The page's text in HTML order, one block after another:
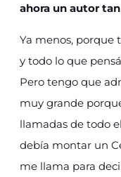
ahora un autor
Ya menos, porque
y todo lo que
Pero tengo que
muy grande
llamadas de todo
debía montar un
me llama para